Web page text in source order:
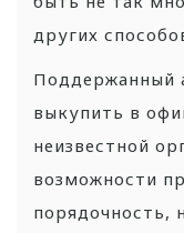
других
Поддержанный
выкупить в
неизвестной
возможности
порядочность,